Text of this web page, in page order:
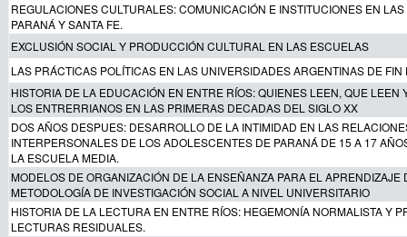
REGULACIONES CULTURALES: COMUNICACIÓN E INSTITUCIONES EN
PARANÁ Y SANTA FE.
EXCLUSIÓN SOCIAL Y PRODUCCIÓN CULTURAL EN LAS ESCUELAS
LAS PRÁCTICAS POLÍTICAS EN LAS UNIVERSIDADES ARGENTINAS DE FIN
HISTORIA DE LA EDUCACIÓN EN ENTRE RÍOS: QUIENES LEEN, QUE LEEN
LOS ENTRERRIANOS EN LAS PRIMERAS DECADAS DEL SIGLO XX
DOS AÑOS DESPUES: DESARROLLO DE LA INTIMIDAD EN LAS
INTERPERSONALES DE LOS ADOLESCENTES DE PARANÁ DE 15 A 17
LA ESCUELA MEDIA.
MODELOS DE ORGANIZACIÓN DE LA ENSEÑANZA PARA EL APRENDIZAJE
METODOLOGÍA DE INVESTIGACIÓN SOCIAL A NIVEL UNIVERSITARIO
HISTORIA DE LA LECTURA EN ENTRE RÍOS: HEGEMONÍA NORMALISTA Y
LECTURAS RESIDUALES.